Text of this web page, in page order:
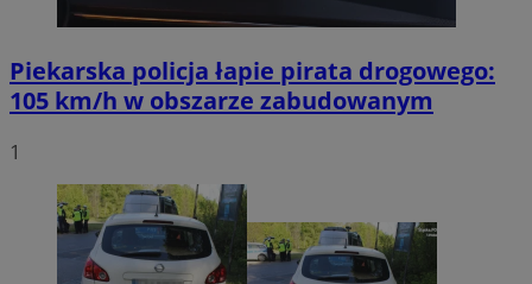
Piekarska policja łapie pirata drogowego:
105 km/h w obszarze zabudowanym
1